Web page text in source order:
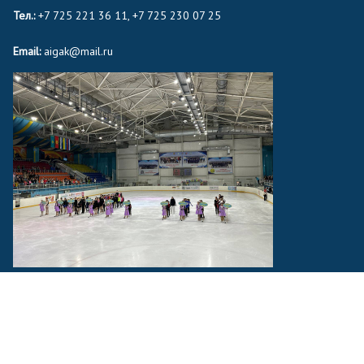
Тел.:+7 725 221 36 11, +7 725 230 07 25
Email:aigak@mail.ru